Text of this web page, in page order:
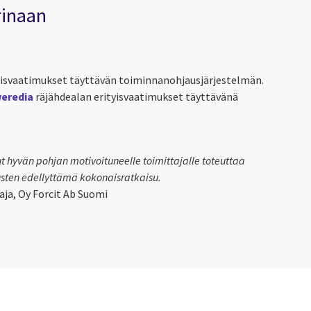
täyttävän toiminnanohjausjärjestelmän.
räjähdealan erityisvaatimukset täyttävänä
hyvän pohjan motivoituneelle toimittajalle toteuttaa
edellyttämä kokonaisratkaisu.
Oy Forcit Ab Suomi